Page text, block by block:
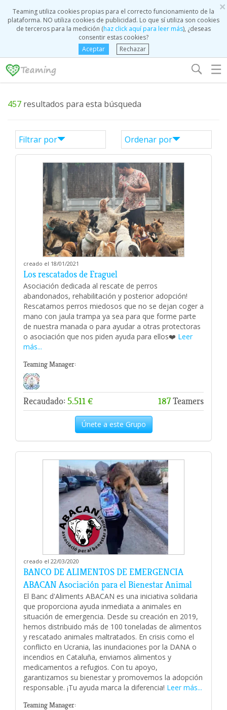
×
Teaming utiliza cookies propias para el correcto funcionamiento de la
plataforma. NO utiliza cookies de publicidad. Lo que sí utiliza son cookies
de terceros para la medición (haz click aquí para leer más), ¿deseas
consentir estas cookies?
Aceptar
Rechazar
☰
457 resultados para esta búsqueda
Filtrar por Ordenar por
creado el 18/01/2021
Los rescatados de Fraguel
Asociación dedicada al rescate de perros
abandonados, rehabilitación y posterior adopción!
Rescatamos perros miedosos que no se dejan coger a
mano con jaula trampa ya sea para que forme parte
de nuestra manada o para ayudar a otras protectoras
o asociación que nos piden ayuda para ellos❤️ Leer
más...
Teaming Manager:
Recaudado: 5.511 € 187Teamers
Únete a este Grupo
creado el 22/03/2020
BANCO DE ALIMENTOS DE EMERGENCIA
ABACAN Asociación para el Bienestar Animal
El Banc d'Aliments ABACAN es una iniciativa solidaria
que proporciona ayuda inmediata a animales en
situación de emergencia. Desde su creación en 2019,
hemos distribuido más de 100 toneladas de alimentos
y rescatado animales maltratados. En crisis como el
conflicto en Ucrania, las inundaciones por la DANA o
incendios en Cataluña, enviamos alimentos y
medicamentos a refugios. Con tu apoyo,
garantizamos su bienestar y promovemos la adopción
responsable. ¡Tu ayuda marca la diferencia! Leer más...
Teaming Manager: